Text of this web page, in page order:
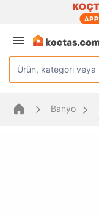
Ürün, kategori veya
Banyo